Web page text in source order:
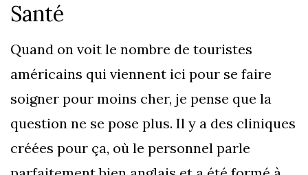
Santé
Quand on voit le nombre de touristes
américains qui viennent ici pour se faire
soigner pour moins cher, je pense que la
question ne se pose plus. Il y a des cliniques
créées pour ça, où le personnel parle